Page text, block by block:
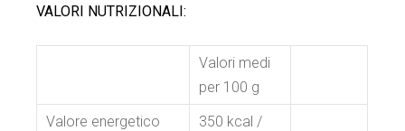
VALORI NUTRIZIONALI:
Valori medi
per 100 g
Valore energetico
350 kcal /